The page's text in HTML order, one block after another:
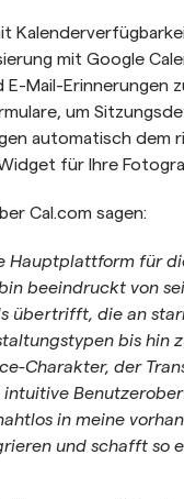
mit Google
Mail-Erinnerungen
um
automatisch dem
für Ihre
Cal.com sagen:
Hauptplattform für
beeindruckt von
übertrifft, die an
bis hin
Charakter, der
in meine
und schafft